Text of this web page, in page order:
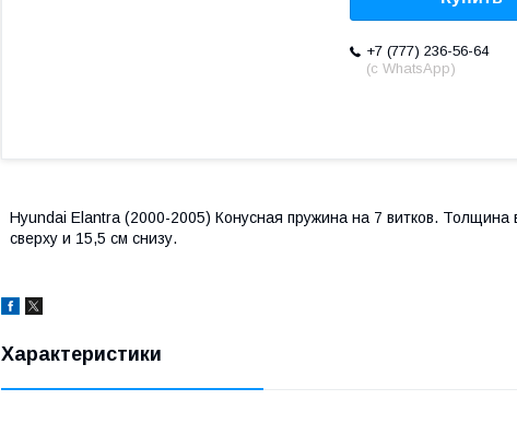
+7 (777) 236-56-64
(с WhatsApp)
Hyundai Elantra (2000-2005) Конусная пружина на 7 витков.
сверху и 15,5 см снизу.
Характеристики